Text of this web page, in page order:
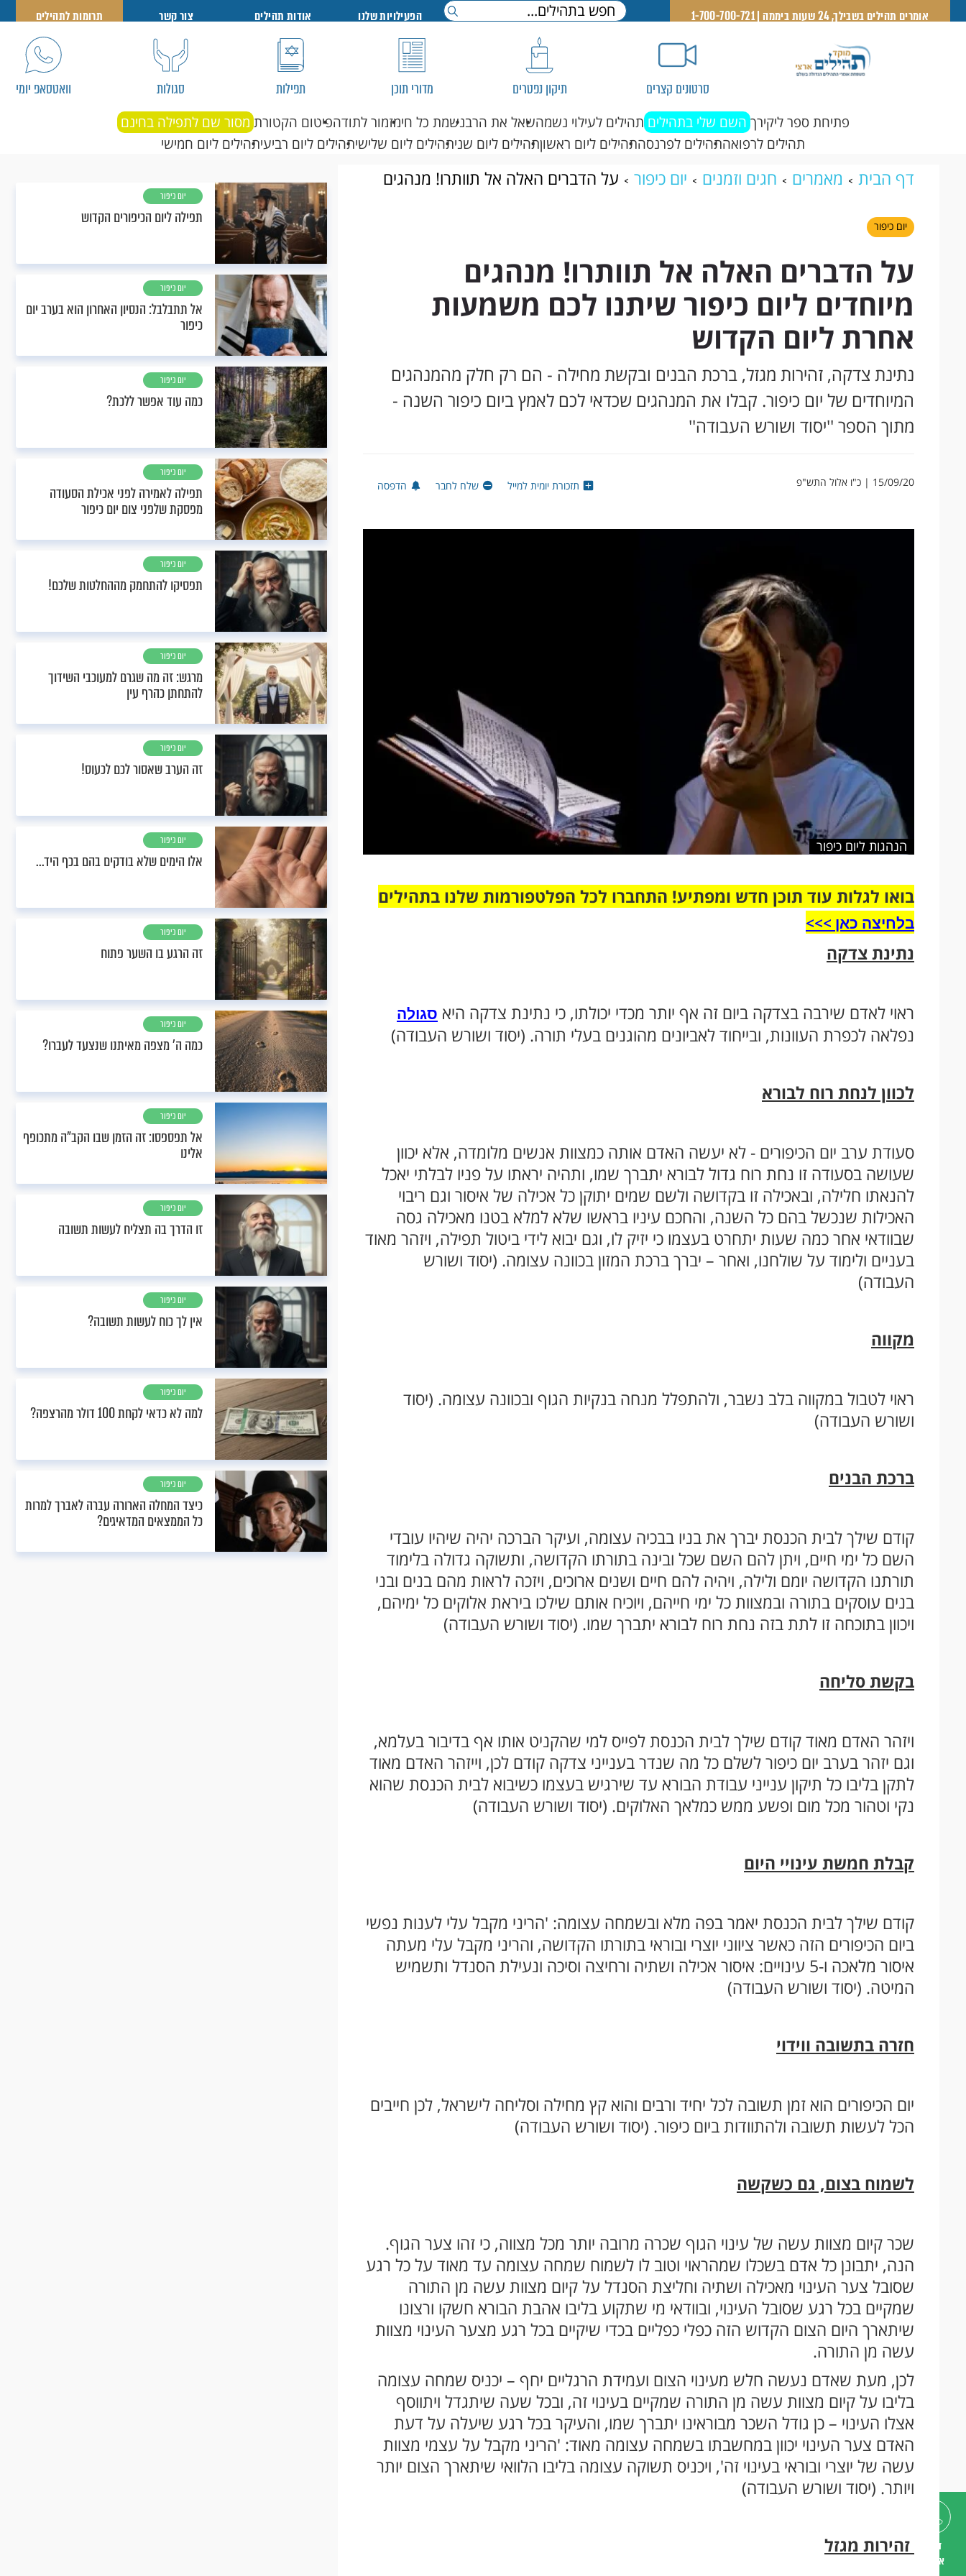
דברו
איתנו
אומרים תהילים בשבילך, 24 שעות ביממה | 1-700-700-721 הפעילויות שלנו אודות תהילים צור קשר תרומות לתהילים
סרטונים קצרים תיקון נפטרים מדורי תוכן תפילות סגולות וואטסאפ יומי
פתיחת ספר ליקירך השם שלי בתהילים תהילים לעילוי נשמהשאל את הרבנשמת כל חימזמור לתודהפיטום הקטורת מסור שם לתפילה בחינם
תהילים לרפואהתהילים לפרנסהתהילים ליום ראשוןתהילים ליום שניתהילים ליום שלישיתהילים ליום רביעיתהילים ליום חמישי
דף הבית מאמרים חגים וזמנים יום כיפור
על הדברים האלה אל תוותרו! מנהגים
מיוחדים ליום כיפור שיתנו לכם משמעות אחרת ליום הקדוש
יום כיפור
על הדברים האלה אל תוותרו! מנהגים
מיוחדים ליום כיפור שיתנו לכם משמעות
אחרת ליום הקדוש
נתינת צדקה, זהירות מגזל, ברכת הבנים ובקשת מחילה - הם רק חלק מהמנהגים
המיוחדים של יום כיפור. קבלו את המנהגים שכדאי לכם לאמץ ביום כיפור השנה -
מתוך הספר ''יסוד ושורש העבודה''
15/09/20 | כ"ו אלול התש"פ תזכורת יומית למייל שלח לחבר הדפסה
הנהגות ליום כיפור
בואו לגלות עוד תוכן חדש ומפתיע! התחברו לכל הפלטפורמות שלנו בתהילים
בלחיצה כאן >>>​
נתינת צדקה
ראוי לאדם שירבה בצדקה ביום זה אף יותר מכדי יכולתו, כי נתינת צדקה היא סגולה
נפלאה לכפרת העוונות, ובייחוד לאביונים מהוגנים בעלי תורה. (יסוד ושורש העבודה)
לכוון לנחת רוח לבורא
סעודת ערב יום הכיפורים - לא יעשה האדם אותה כמצוות אנשים מלומדה, אלא יכוון
שעושה בסעודה זו נחת רוח גדול לבורא יתברך שמו, ותהיה יראתו על פניו לבלתי יאכל
להנאתו חלילה, ובאכילה זו בקדושה ולשם שמים יתוקן כל אכילה של איסור וגם ריבוי
האכילות שנכשל בהם כל השנה, והחכם עיניו בראשו שלא למלא בטנו מאכילה גסה
שבוודאי אחר כמה שעות יתחרט בעצמו כי יזיק לו, וגם יבוא לידי ביטול תפילה, ויזהר מאוד
בעניים ולימוד על שולחנו, ואחר – יברך ברכת המזון בכוונה עצומה. (יסוד ושורש
העבודה)
מקווה
ראוי לטבול במקווה בלב נשבר, ולהתפלל מנחה בנקיות הגוף ובכוונה עצומה. (יסוד
ושורש העבודה)
ברכת הבנים
קודם שילך לבית הכנסת יברך את בניו בבכיה עצומה, ועיקר הברכה יהיה שיהיו עובדי
השם כל ימי חיים, ויתן להם השם שכל ובינה בתורתו הקדושה, ותשוקה גדולה בלימוד
תורתנו הקדושה יומם ולילה, ויהיה להם חיים ושנים ארוכים, ויזכה לראות מהם בנים ובני
בנים עוסקים בתורה ובמצוות כל ימי חייהם, ויוכיח אותם שילכו ביראת אלוקים כל ימיהם,
ויכוון בתוכחה זו לתת בזה נחת רוח לבורא יתברך שמו. (יסוד ושורש העבודה)
בקשת סליחה
ויזהר האדם מאוד קודם שילך לבית הכנסת לפייס למי שהקניט אותו אף בדיבור בעלמא,
וגם יזהר בערב יום כיפור לשלם כל מה שנדר בענייני צדקה קודם לכן, וייזהר האדם מאוד
לתקן בליבו כל תיקון ענייני עבודת הבורא עד שירגיש בעצמו כשיבוא לבית הכנסת שהוא
נקי וטהור מכל מום ופשע ממש כמלאך האלוקים. (יסוד ושורש העבודה)
קבלת חמשת עינויי היום
קודם שילך לבית הכנסת יאמר בפה מלא ובשמחה עצומה: 'הריני מקבל עלי לענות נפשי
ביום הכיפורים הזה כאשר ציווני יוצרי ובוראי בתורתו הקדושה, והריני מקבל עלי מעתה
איסור מלאכה ו-5 עינויים: איסור אכילה ושתיה ורחיצה וסיכה ונעילת הסנדל ותשמיש
המיטה. (יסוד ושורש העבודה)
חזרה בתשובה ווידוי
יום הכיפורים הוא זמן תשובה לכל יחיד ורבים והוא קץ מחילה וסליחה לישראל, לכן חייבים
הכל לעשות תשובה ולהתוודות ביום כיפור. (יסוד ושורש העבודה)
לשמוח בצום, גם כשקשה
שכר קיום מצוות עשה של עינוי הגוף שכרה מרובה יותר מכל מצווה, כי זהו צער הגוף.
הנה, יתבונן כל אדם בשכלו שמהראוי וטוב לו לשמוח שמחה עצומה עד מאוד על כל רגע
שסובל צער העינוי מאכילה ושתיה וחליצת הסנדל על קיום מצוות עשה מן התורה
שמקיים בכל רגע שסובל העינוי, ובוודאי מי שתקוע בליבו אהבת הבורא חשקו ורצונו
שיתארך היום הצום הקדוש הזה כפלי כפליים בכדי שיקיים בכל רגע מצער העינוי מצוות
עשה מן התורה.
לכן, מעת שאדם נעשה חלש מעינוי הצום ועמידת הרגליים יחף – יכניס שמחה עצומה
בליבו על קיום מצוות עשה מן התורה שמקיים בעינוי זה, ובכל שעה שיתגדל ויתווסף
אצלו העינוי – כן גודל השכר מבוראינו יתברך שמו, והעיקר בכל רגע שיעלה על דעת
האדם צער העינוי יכוון במחשבתו בשמחה עצומה מאוד: 'הריני מקבל על עצמי מצוות
עשה של יוצרי ובוראי בעינוי זה', ויכניס תשוקה עצומה בליבו הלוואי שיתארך הצום יותר
ויותר. (יסוד ושורש העבודה)
זהירות מגזל
יום כיפור
תפילה ליום הכיפורים הקדוש
יום כיפור
אל תתבלבל: הנסיון האחרון הוא בערב יום
כיפור
יום כיפור
כמה עוד אפשר ללכת?
יום כיפור
תפילה לאמירה לפני אכילת הסעודה
מפסקת שלפני צום יום כיפור
יום כיפור
תפסיקו להתחמק מההחלטות שלכם!
יום כיפור
מרגש: זה מה שגרם למעוכבי השידוך
להתחתן כהרף עין
יום כיפור
זה הערב שאסור לכם לכעוס!
יום כיפור
אלו הימים שלא בודקים בהם בכף היד...
יום כיפור
זה הרגע בו השער פתוח
יום כיפור
כמה ה' מצפה מאיתנו שנצעד לעברו?
יום כיפור
אל תפספסו: זה הזמן שבו הקב"ה מתכופף
אלינו
יום כיפור
זו הדרך בה תצליח לעשות תשובה
יום כיפור
אין לך כוח לעשות תשובה?
יום כיפור
למה לא כדאי לקחת 100 דולר מהרצפה?
יום כיפור
כיצד המחלה הארורה עברה לאברך למרות
כל הממצאים המדאיגים?